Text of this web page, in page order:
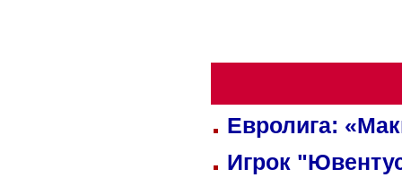
Евролига:
Игрок